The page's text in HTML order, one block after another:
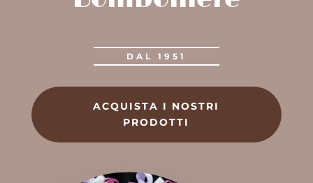
DAL 1951
ACQUISTA I NOSTRI
PRODOTTI